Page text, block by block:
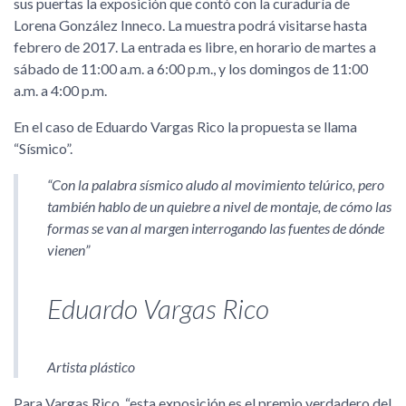
Lorena González Inneco. La muestra podrá visitarse hasta
febrero de 2017. La entrada es libre, en horario de martes a
sábado de 11:00 a.m. a 6:00 p.m., y los domingos de 11:00
a.m. a 4:00 p.m.
En el caso de Eduardo Vargas Rico la propuesta se llama
Sísmico .
Con la palabra sísmico aludo al movimiento telúrico, pero
también hablo de un quiebre a nivel de montaje, de cómo las
formas se van al margen interrogando las fuentes de dónde
vienen
Eduardo Vargas Rico
Artista plástico
Para Vargas Rico, esta exposición es el premio verdadero del